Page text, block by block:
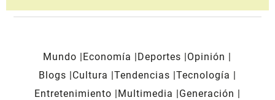
Mundo Economía Deportes
Opinión
Blogs
Cultura Tendencias Tecnología
Entretenimiento
Multimedia
Generación